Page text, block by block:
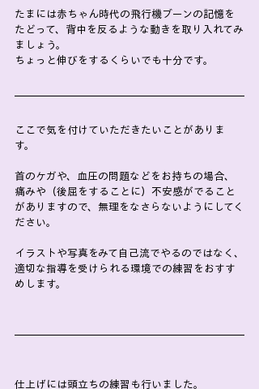
たまには赤ちゃん時代の飛行機ブーンの記憶を
たどって、背中を反るような動きを取り入れてみ
ましょう。
ちょっと伸びをするくらいでも十分です。
ここで気を付けていただきたいことがありま
す。
首のケガや、血圧の問題などをお持ちの場合、
痛みや（後屈をすることに）不安感がでること
がありますので、無理をなさらないようにしてく
ださい。
イラストや写真をみて自己流でやるのではなく、
適切な指導を受けられる環境での練習をおすす
めします。
仕上げには頭立ちの練習も行いました。